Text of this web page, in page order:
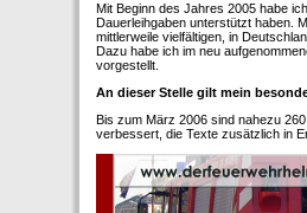
Mit Beginn des Jahres 2005 habe
Dauerleihgaben unterstützt haben.
mittlerweile vielfältigen, in
Dazu habe ich im neu
vorgestellt.
An dieser Stelle gilt mein
Bis zum März 2006 sind nahezu
verbessert, die Texte zusätzlich in